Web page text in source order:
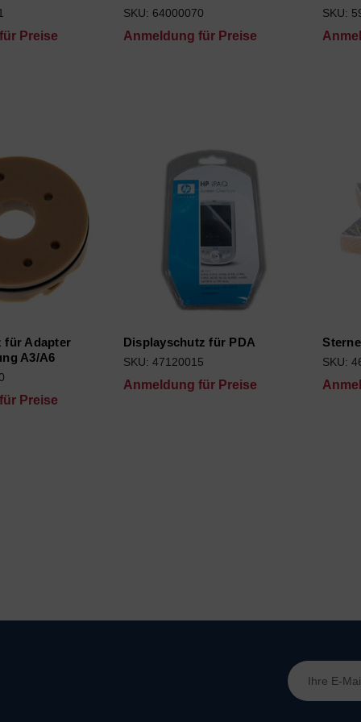
Preise
SKU: 64000070
Anmeldung für Preise
SKU:
für Adapter
A3/A6
Preise
Displayschutz für PDA
SKU: 47120015
Anmeldung für Preise
SKU:
E-
Mail-